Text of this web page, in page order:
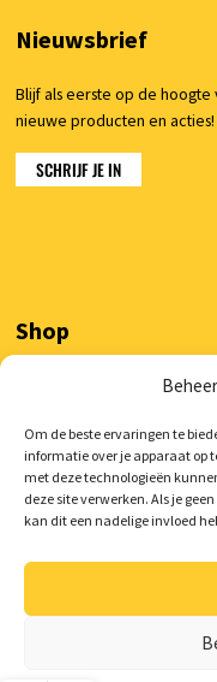
Om de beste ervaringen te
informatie over je apparaat op
met deze technologieën
deze site verwerken. Als je
kan dit een nadelige invloed
Nieuwsbrief
Blijf als eerste op de hoogte
nieuwe producten en acties!
SCHRIJF JE IN
Shop
© 2026 AutoCura / Privacy